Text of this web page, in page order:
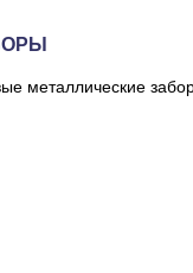
металлические